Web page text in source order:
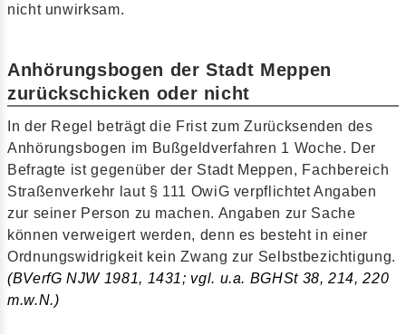
nicht unwirksam.
Anhörungsbogen der Stadt Meppen
zurückschicken oder nicht
In der Regel beträgt die Frist zum Zurücksenden des
Anhörungsbogen im Bußgeldverfahren 1 Woche. Der
Befragte ist gegenüber der Stadt Meppen, Fachbereich
Straßenverkehr laut § 111 OwiG verpflichtet Angaben
zur seiner Person zu machen. Angaben zur Sache
können verweigert werden, denn es besteht in einer
Ordnungswidrigkeit kein Zwang zur Selbstbezichtigung.
(BVerfG NJW 1981, 1431; vgl. u.a. BGHSt 38, 214, 220
m.w.N.)